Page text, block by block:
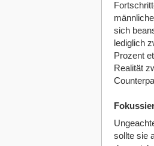
sich
lediglich
Prozent
Realität
sollte sie